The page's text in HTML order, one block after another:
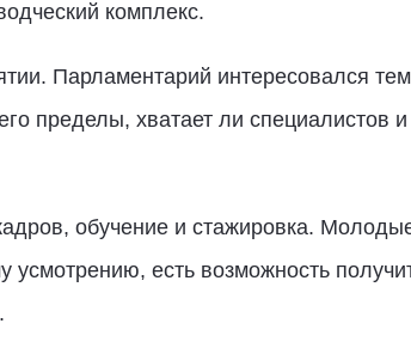
комплекс.
Парламентарий интересовался
пределы, хватает ли специалистов и
обучение и стажировка.
есть возможность